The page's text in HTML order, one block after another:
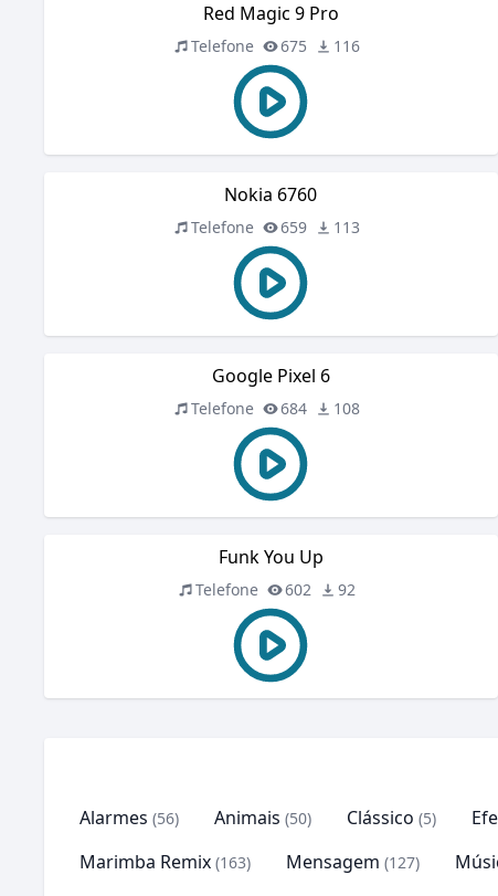
Red Magic 9 Pro
Telefone 675 116
Nokia 6760
Telefone 659 113
Google Pixel 6
Telefone 684 108
Funk You Up
Telefone 602 92
Alarmes (56) Animais (50) Clássico (5)
Marimba Remix (163) Mensagem (127)